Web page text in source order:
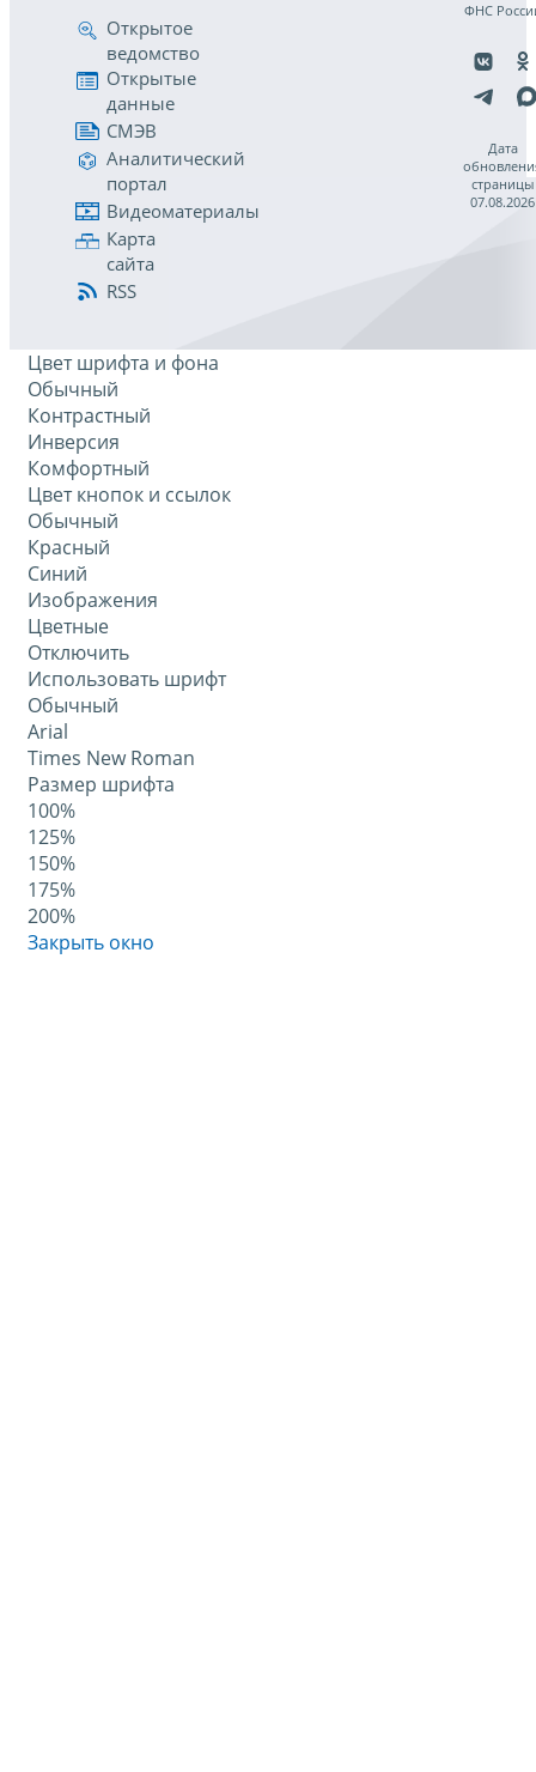
Открытое
ведомство
Открытые
данные
СМЭВ
Аналитический
портал
Видеоматериалы
Карта
сайта
RSS
ФНС
Дата
страницы
07.08.2026
Цвет шрифта и фона
Обычный
Контрастный
Инверсия
Комфортный
Цвет кнопок и ссылок
Обычный
Красный
Синий
Изображения
Цветные
Отключить
Использовать шрифт
Обычный
Arial
Times New Roman
Размер шрифта
100%
125%
150%
175%
200%
Закрыть окно